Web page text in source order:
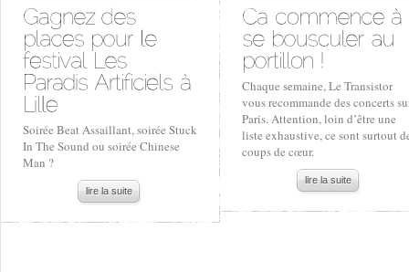
Soirée Beat Assaillant, soirée Stuck
In The Sound ou soirée Chinese
Man ?
lire la suite
Chaque semaine, Le Transistor
vous recommande des concerts
Paris. Attention, loin d’être une
liste exhaustive, ce sont surtout
coups de cœur.
lire la suite